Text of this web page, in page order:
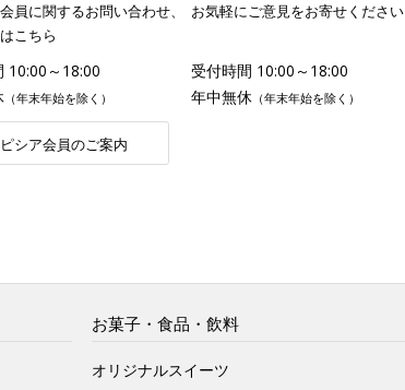
員に関するお問い合わせ、
こちら
10:00～18:00
（年末年始を除く）
シア会員のご案内
お気軽にご意見をお寄せください
受付時間 10:00～18:00
年中無休 （年末年始を除く）
お菓子・食品・飲料
オリジナルスイーツ